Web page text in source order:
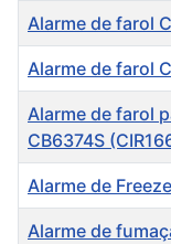
Alarme de farol
Alarme de farol
Alarme de farol
CB6374S
Alarme de
Alarme de